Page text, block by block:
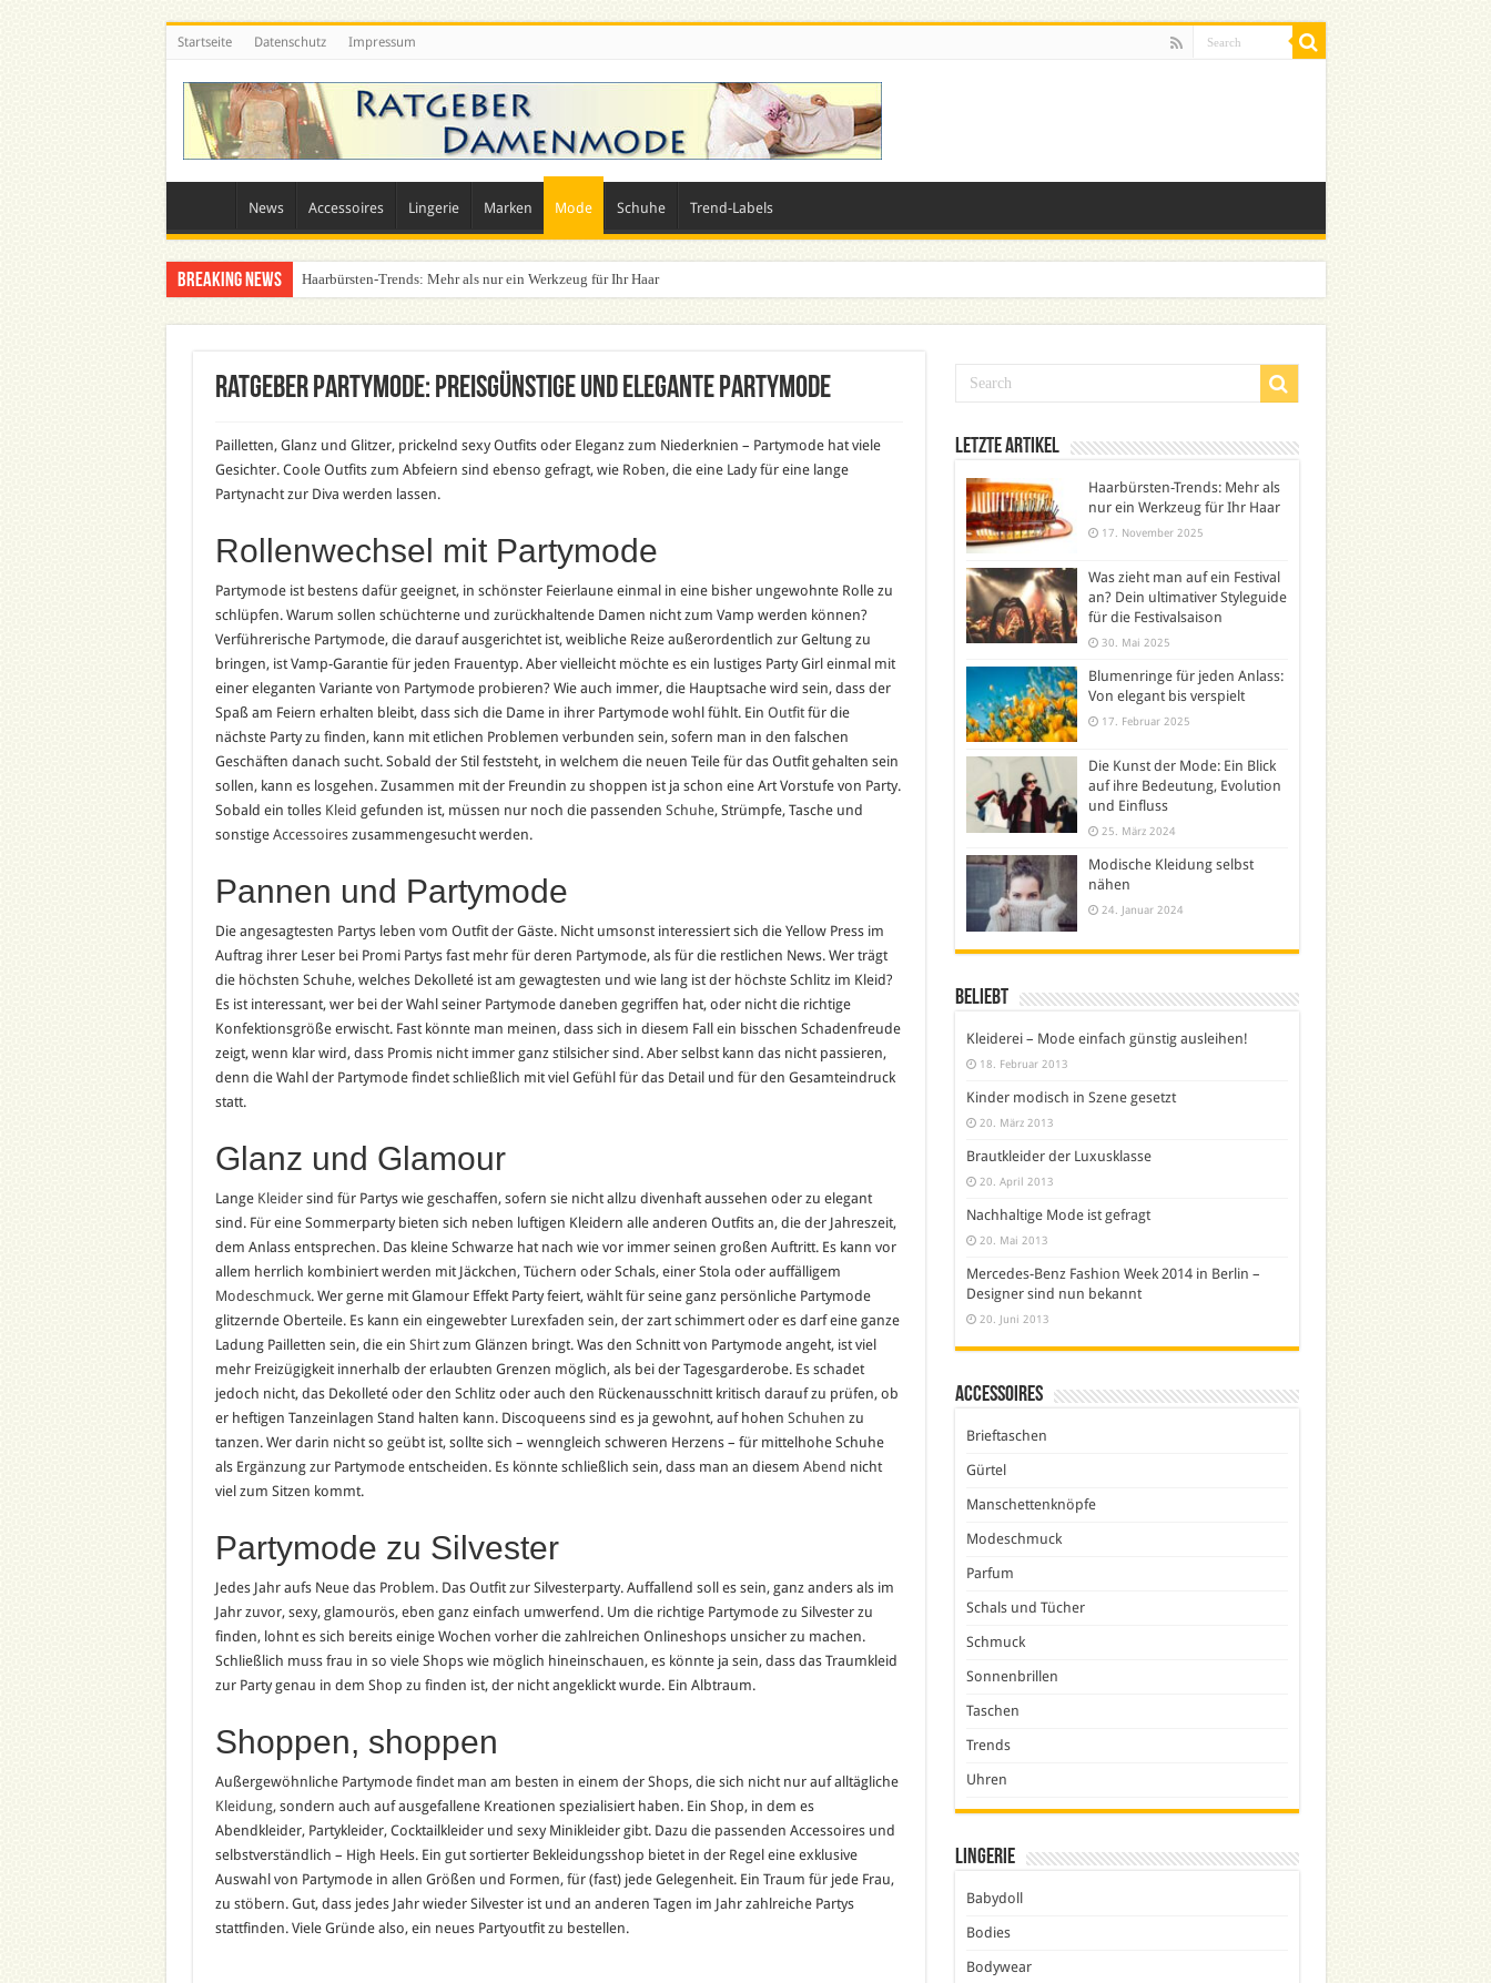
Startseite Datenschutz Impressum
News Accessoires Lingerie Marken Mode Schuhe Trend-Labels
Breaking News Haarbürsten-Trends: Mehr als nur ein Werkzeug für Ihr Haar
Ratgeber Partymode: Preisgünstige und elegante Partymode
Pailletten, Glanz und Glitzer, prickelnd sexy Outfits oder Eleganz zum Niederknien – Partymode hat viele
Gesichter. Coole Outfits zum Abfeiern sind ebenso gefragt, wie Roben, die eine Lady für eine lange
Partynacht zur Diva werden lassen.
Rollenwechsel mit Partymode
Partymode ist bestens dafür geeignet, in schönster Feierlaune einmal in eine bisher ungewohnte Rolle zu
schlüpfen. Warum sollen schüchterne und zurückhaltende Damen nicht zum Vamp werden können?
Verführerische Partymode, die darauf ausgerichtet ist, weibliche Reize außerordentlich zur Geltung zu
bringen, ist Vamp-Garantie für jeden Frauentyp. Aber vielleicht möchte es ein lustiges Party Girl einmal mit
einer eleganten Variante von Partymode probieren? Wie auch immer, die Hauptsache wird sein, dass der
Spaß am Feiern erhalten bleibt, dass sich die Dame in ihrer Partymode wohl fühlt. Ein Outfitfür die
nächste Party zu finden, kann mit etlichen Problemen verbunden sein, sofern man in den falschen
Geschäften danach sucht. Sobald der Stil feststeht, in welchem die neuen Teile für das Outfit gehalten sein
sollen, kann es losgehen. Zusammen mit der Freundin zu shoppen ist ja schon eine Art Vorstufe von Party.
Sobald ein tolles Kleid gefunden ist, müssen nur noch die passenden Schuhe, Strümpfe, Tasche und
sonstige Accessoireszusammengesucht werden.
Pannen und Partymode
Die angesagtesten Partys leben vom Outfit der Gäste. Nicht umsonst interessiert sich die Yellow Press im
Auftrag ihrer Leser bei Promi Partys fast mehr für deren Partymode, als für die restlichen News. Wer trägt
die höchsten Schuhe, welches Dekolleté ist am gewagtesten und wie lang ist der höchste Schlitz im Kleid?
Es ist interessant, wer bei der Wahl seiner Partymode daneben gegriffen hat, oder nicht die richtige
Konfektionsgröße erwischt. Fast könnte man meinen, dass sich in diesem Fall ein bisschen Schadenfreude
zeigt, wenn klar wird, dass Promis nicht immer ganz stilsicher sind. Aber selbst kann das nicht passieren,
denn die Wahl der Partymode findet schließlich mit viel Gefühl für das Detail und für den Gesamteindruck
statt.
Glanz und Glamour
Lange Kleidersind für Partys wie geschaffen, sofern sie nicht allzu divenhaft aussehen oder zu elegant
sind. Für eine Sommerparty bieten sich neben luftigen Kleidern alle anderen Outfits an, die der Jahreszeit,
dem Anlass entsprechen. Das kleine Schwarze hat nach wie vor immer seinen großen Auftritt. Es kann vor
allem herrlich kombiniert werden mit Jäckchen, Tüchern oder Schals, einer Stola oder auffälligem
Modeschmuck. Wer gerne mit Glamour Effekt Party feiert, wählt für seine ganz persönliche Partymode
glitzernde Oberteile. Es kann ein eingewebter Lurexfaden sein, der zart schimmert oder es darf eine ganze
Ladung Pailletten sein, die ein Shirtzum Glänzen bringt. Was den Schnitt von Partymode angeht, ist viel
mehr Freizügigkeit innerhalb der erlaubten Grenzen möglich, als bei der Tagesgarderobe. Es schadet
jedoch nicht, das Dekolleté oder den Schlitz oder auch den Rückenausschnitt kritisch darauf zu prüfen, ob
er heftigen Tanzeinlagen Stand halten kann. Discoqueens sind es ja gewohnt, auf hohen Schuhen zu
tanzen. Wer darin nicht so geübt ist, sollte sich – wenngleich schweren Herzens – für mittelhohe Schuhe
als Ergänzung zur Partymode entscheiden. Es könnte schließlich sein, dass man an diesem Abend nicht
viel zum Sitzen kommt.
Partymode zu Silvester
Jedes Jahr aufs Neue das Problem. Das Outfit zur Silvesterparty. Auffallend soll es sein, ganz anders als im
Jahr zuvor, sexy, glamourös, eben ganz einfach umwerfend. Um die richtige Partymode zu Silvester zu
finden, lohnt es sich bereits einige Wochen vorher die zahlreichen Onlineshops unsicher zu machen.
Schließlich muss frau in so viele Shops wie möglich hineinschauen, es könnte ja sein, dass das Traumkleid
zur Party genau in dem Shop zu finden ist, der nicht angeklickt wurde. Ein Albtraum.
Shoppen, shoppen
Außergewöhnliche Partymode findet man am besten in einem der Shops, die sich nicht nur auf alltägliche
Kleidung, sondern auch auf ausgefallene Kreationen spezialisiert haben. Ein Shop, in dem es
Abendkleider, Partykleider, Cocktailkleider und sexy Minikleider gibt. Dazu die passenden Accessoires und
selbstverständlich – High Heels. Ein gut sortierter Bekleidungsshop bietet in der Regel eine exklusive
Auswahl von Partymode in allen Größen und Formen, für (fast) jede Gelegenheit. Ein Traum für jede Frau,
zu stöbern. Gut, dass jedes Jahr wieder Silvester ist und an anderen Tagen im Jahr zahlreiche Partys
stattfinden. Viele Gründe also, ein neues Partyoutfit zu bestellen.
Letzte Artikel
Haarbürsten-Trends: Mehr als
nur ein Werkzeug für Ihr Haar
17. November 2025
Was zieht man auf ein Festival
an? Dein ultimativer Styleguide
für die Festivalsaison
30. Mai 2025
Blumenringe für jeden Anlass:
Von elegant bis verspielt
17. Februar 2025
Die Kunst der Mode: Ein Blick
auf ihre Bedeutung, Evolution
und Einfluss
25. März 2024
Modische Kleidung selbst
nähen
24. Januar 2024
Beliebt
Kleiderei – Mode einfach günstig ausleihen!
18. Februar 2013
Kinder modisch in Szene gesetzt
20. März 2013
Brautkleider der Luxusklasse
20. April 2013
Nachhaltige Mode ist gefragt
20. Mai 2013
Mercedes-Benz Fashion Week 2014 in Berlin –
Designer sind nun bekannt
20. Juni 2013
Accessoires
Brieftaschen
Gürtel
Manschettenknöpfe
Modeschmuck
Parfum
Schals und Tücher
Schmuck
Sonnenbrillen
Taschen
Trends
Uhren
Lingerie
Babydoll
Bodies
Bodywear